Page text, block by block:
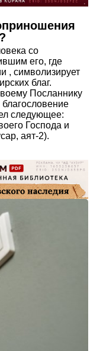
со
его, где
, символизирует
благ.
Посланнику
следующее:
Господа и
аят-2).